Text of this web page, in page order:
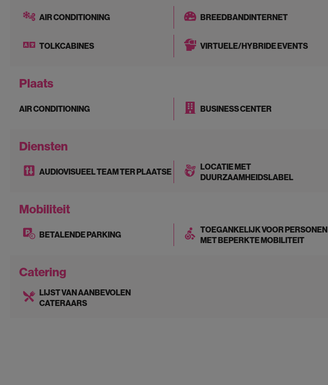
AIR CONDITIONING BREEDBANDINTERNET
TOLKCABINES VIRTUELE/HYBRIDE EVENTS
Plaats
AIR CONDITIONING BUSINESS CENTER
Diensten
AUDIOVISUEEL TEAM TER PLAATSE
LOCATIE MET
DUURZAAMHEIDSLABEL
Mobiliteit
BETALENDE PARKING
TOEGANKELIJK VOOR PERSONEN
MET BEPERKTE MOBILITEIT
Catering
LIJST VAN AANBEVOLEN
CATERAARS